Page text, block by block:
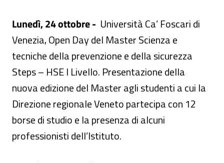
Lunedì, 24 ottobre - Università Ca’ Foscari di
Venezia, Open Day del Master Scienza e
tecniche della prevenzione e della sicurezza
Steps – HSE I Livello. Presentazione della
nuova edizione del Master agli studenti a cui la
Direzione regionale Veneto partecipa con 12
borse di studio e la presenza di alcuni
professionisti dell’Istituto.